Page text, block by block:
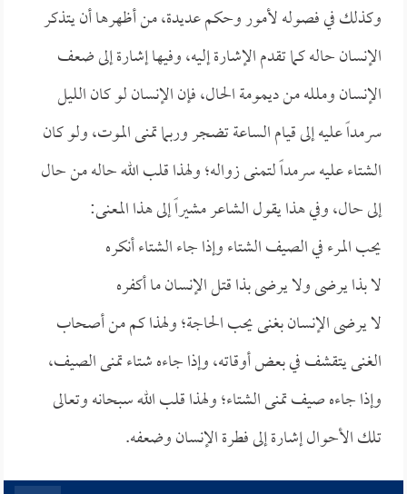
وكذلك في فصوله لأمور وحكم عديدة، من أظهرها أن يتذكر
الإنسان حاله كما تقدم الإشارة إليه، وفيها إشارة إلى ضعف
الإنسان وملله من ديمومة الحال، فإن الإنسان لو كان الليل
سرمداً عليه إلى قيام الساعة تضجر وربما تمنى الموت، ولو كان
الشتاء عليه سرمداً لتمنى زواله؛ ولهذا قلب الله حاله من حال
إلى حال، وفي هذا يقول الشاعر مشيراً إلى هذا المعنى:
يحب المرء في الصيف الشتاء وإذا جاء الشتاء أنكره
لا بذا يرضى ولا يرضى بذا قتل الإنسان ما أكفره
لا يرضى الإنسان بغنى يحب الحاجة؛ ولهذا كم من أصحاب
الغنى يتقشف في بعض أوقاته، وإذا جاءه شتاء تمنى الصيف،
وإذا جاءه صيف تمنى الشتاء؛ ولهذا قلب الله سبحانه وتعالى
تلك الأحوال إشارة إلى فطرة الإنسان وضعفه.